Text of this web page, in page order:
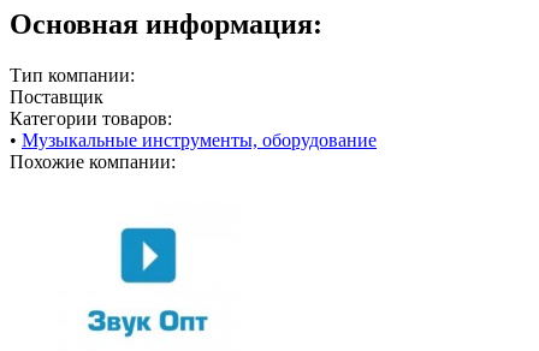
Основная информация:
Тип компании:
Поставщик
Категории товаров:
• Музыкальные инструменты, оборудование
Похожие компании: